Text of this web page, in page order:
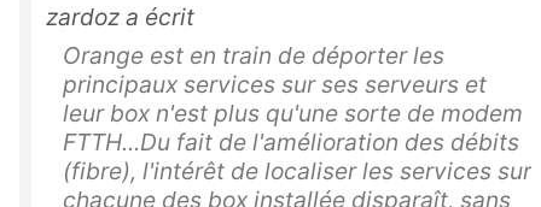
zardoz a écrit
Orange est en train de déporter les
principaux services sur ses serveurs et
leur box n'est plus qu'une sorte de modem
FTTH...Du fait de l'amélioration des débits
(fibre), l'intérêt de localiser les services sur
chacune des box installée disparaît, sans